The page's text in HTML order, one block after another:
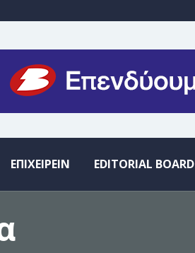
ΕΠΙΧΕΙΡΕΙΝ EDITORIAL BOARD